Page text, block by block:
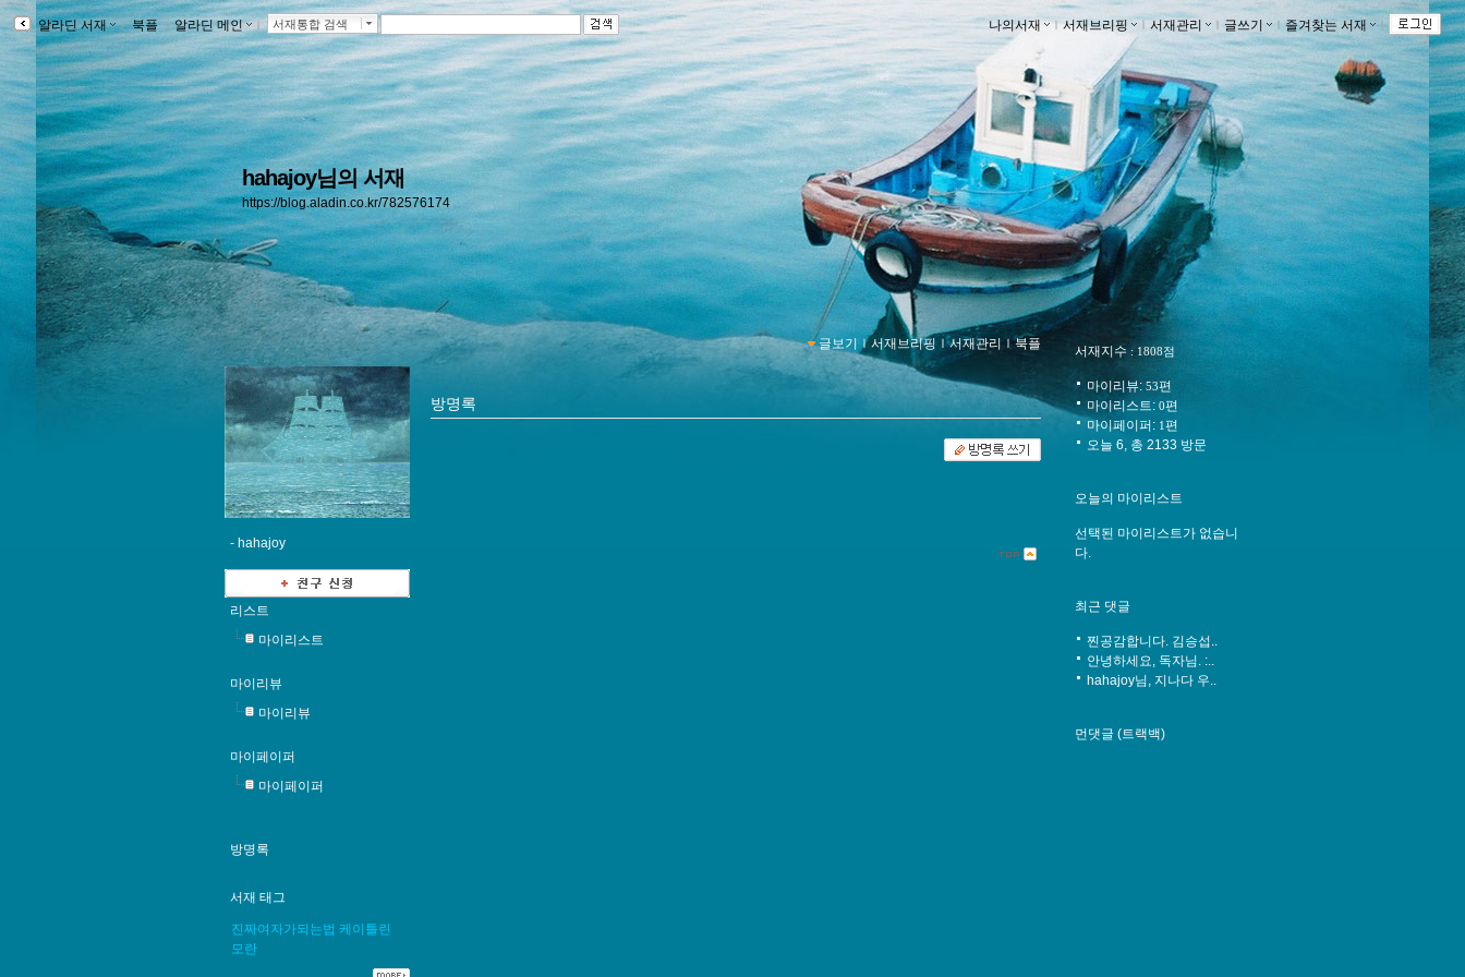
알라딘 서재 ｌ북플 ｌ알라딘 메인 ｌ 서재통합 검색 나의서재 ｌ서재브리핑 ｌ 서재관리 ｌ 글쓰기 ｌ즐겨찾는 서재 ｌ
hahajoy님의 서재
https://blog.aladin.co.kr/782576174
글보기 ｌ서재브리핑 ｌ서재관리 ｌ북플
- hahajoy
리스트
마이리스트
마이리뷰
마이리뷰
마이페이퍼
마이페이퍼
방명록
서재 태그
진짜여자가되는법 케이틀린
모란
방명록
서재지수 : 1808점
마이리뷰: 53편
마이리스트: 0편
마이페이퍼: 1편
오늘 6, 총 2133 방문
오늘의 마이리스트
선택된 마이리스트가 없습니
다.
최근 댓글
찐공감합니다. 김승섭..
안녕하세요, 독자님. :..
hahajoy님, 지나다 우..
먼댓글 (트랙백)